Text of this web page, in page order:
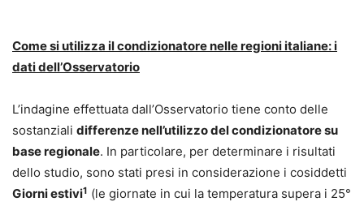
Come si utilizza il condizionatore nelle regioni italiane: i
dati dell’Osservatorio
L’indagine effettuata dall’Osservatorio tiene conto delle
sostanziali differenze nell’utilizzo del condizionatore su
base regionale. In particolare, per determinare i risultati
dello studio, sono stati presi in considerazione i cosiddetti
Giorni estivi1 (le giornate in cui la temperatura supera i 25°